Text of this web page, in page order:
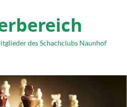
des Schachclubs Naunhof